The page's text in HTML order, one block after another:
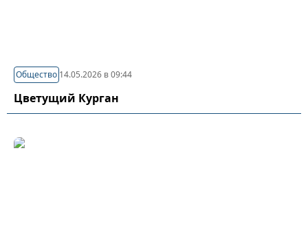
Общество 14.05.2026 в 09:44
Цветущий Курган